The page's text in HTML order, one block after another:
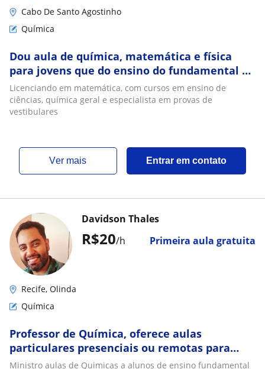
Cabo De Santo Agostinho
Química
Dou aula de química, matemática e física
para jovens que do ensino do fundamental 1
e 2. E para quem irá fazer vestibulares
Licenciando em matemática, com cursos em ensino de
ciências, química geral e especialista em provas de
vestibulares
ver mais Entrar em contato
R$20/h Primeira aula gratuita
Davidson Thales
Recife, Olinda
Química
Professor de Química, oferece aulas
particulares presenciais ou remotas para
alunos dos ensinos fundamentais e médio.
Ministro aulas de Quimicas a alunos de ensino fundamental